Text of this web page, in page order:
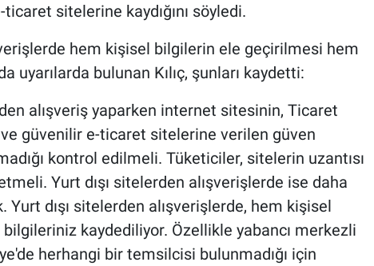
sitelerine kaydığını söyledi.
hem kişisel bilgilerin ele geçirilmesi hem
uyarılarda bulunan Kılıç, şunları kaydetti:
alışveriş yaparken internet sitesinin, Ticaret
ve güvenilir e-ticaret sitelerine verilen güven
kontrol edilmeli. Tüketiciler, sitelerin uzantısı
Yurt dışı sitelerden alışverişlerde ise daha
dışı sitelerden alışverişlerde, hem kişisel
kaydediliyor. Özellikle yabancı merkezli
herhangi bir temsilcisi bulunmadığı için